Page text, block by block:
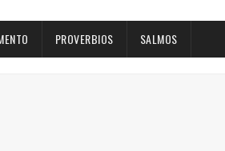
PROVERBIOS SALMOS